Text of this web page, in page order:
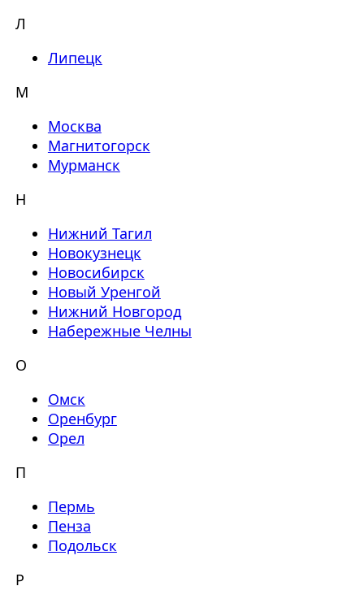
Л
Липецк
М
Москва
Магнитогорск
Мурманск
Н
Нижний Тагил
Новокузнецк
Новосибирск
Новый Уренгой
Нижний Новгород
Набережные Челны
О
Омск
Оренбург
Орел
П
Пермь
Пенза
Подольск
Р